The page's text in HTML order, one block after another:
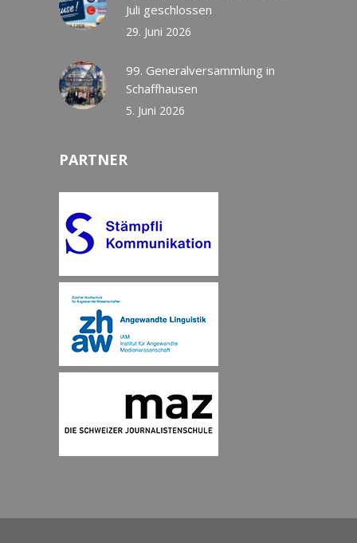
Juli geschlossen
29. Juni 2026
99. Generalversammlung in
Schaffhausen
5. Juni 2026
PARTNER